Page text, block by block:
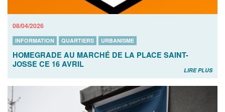
08/04/2026
INFORMATION QUARTIERS URBANISME
HOMEGRADE AU MARCHÉ DE LA PLACE SAINT-
JOSSE CE 16 AVRIL
LIRE PLUS